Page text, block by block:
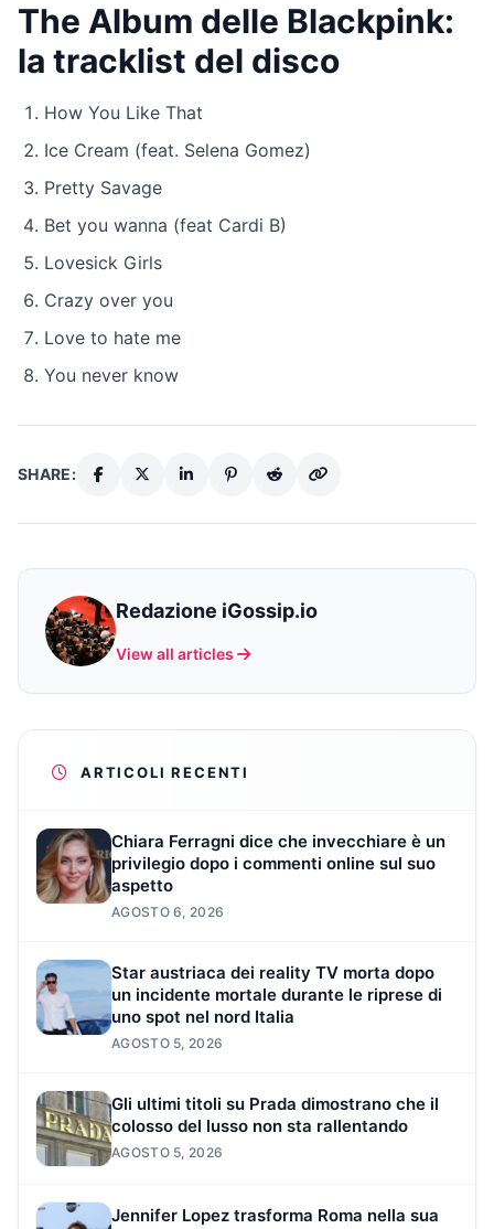
The Album delle Blackpink:
la tracklist del disco
How You Like That
Ice Cream (feat. Selena Gomez)
Pretty Savage
Bet you wanna (feat Cardi B)
Lovesick Girls
Crazy over you
Love to hate me
You never know
SHARE:
Redazione iGossip.io
View all articles
ARTICOLI RECENTI
Chiara Ferragni dice che invecchiare è un
privilegio dopo i commenti online sul suo
aspetto
AGOSTO 6, 2026
Star austriaca dei reality TV morta dopo
un incidente mortale durante le riprese di
uno spot nel nord Italia
AGOSTO 5, 2026
Gli ultimi titoli su Prada dimostrano che il
colosso del lusso non sta rallentando
AGOSTO 5, 2026
Jennifer Lopez trasforma Roma nella sua